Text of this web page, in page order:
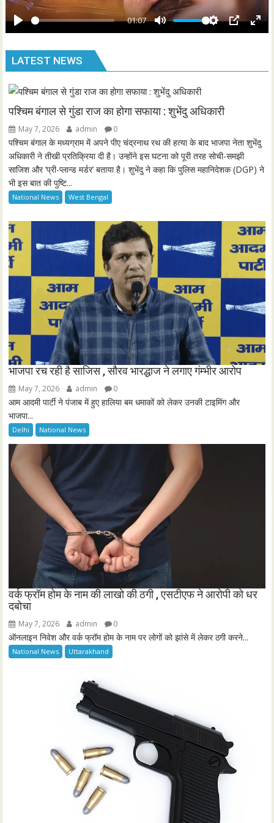
e
e
P
l
a
01:07
M
S
n
s
P
E
l
s
e
n
a
y
LATEST NEWS
पश्चिम बंगाल से गुंडा राज का होगा सफाया : शुभेंदु अधिकारी
May 7, 2026 admin 0
पश्चिम बंगाल के मध्यग्राम में अपने पीए चंद्रनाथ रथ की हत्या के बाद भाजपा नेता शुभेंदु
अधिकारी ने तीखी प्रतिक्रिया दी है। उन्होंने इस घटना को पूरी तरह सोची-समझी
साजिश और ‘प्री-प्लान्ड मर्डर’ बताया है। शुभेंदु ने कहा कि पुलिस महानिदेशक (DGP) ने
भी इस बात की पुष्टि...
National News West Bengal
भाजपा रच रही है साजिस , सौरव भारद्धाज ने लगाए गंम्भीर आरोप
May 7, 2026 admin 0
आम आदमी पार्टी ने पंजाब में हुए हालिया बम धमाकों को लेकर उनकी टाइमिंग और
भाजपा...
Delhi National News
वर्क फ्रॉम होम के नाम की लाखो की ठगी , एसटीएफ ने आरोपी को धर
दबोचा
May 7, 2026 admin 0
ऑनलाइन निवेश और वर्क फ्रॉम होम के नाम पर लोगों को झांसे में लेकर ठगी करने...
National News Uttarakhand